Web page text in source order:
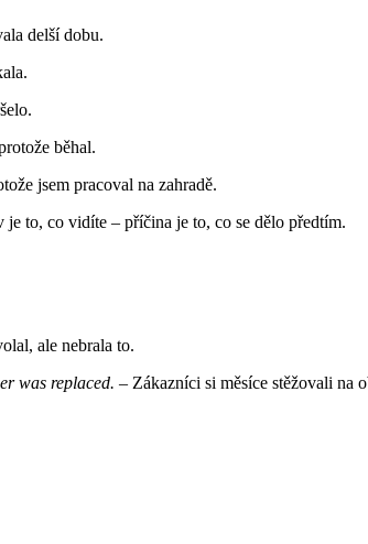
delší dobu.
běhal.
jsem pracoval na zahradě.
je to, co vidíte – příčina je to, co se dělo předtím.
ale nebrala to.
was replaced. – Zákazníci si měsíce stěžovali na